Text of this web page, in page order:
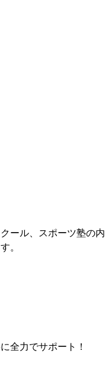
ール、スポーツ塾の内
。
全力でサポート！